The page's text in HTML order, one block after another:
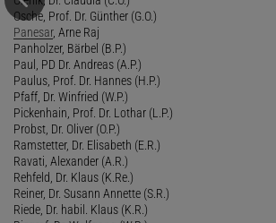
Osche, Prof. Dr. Günther (G.O.)
Panesar, Arne Raj
Panholzer, Bärbel (B.P.)
Paul, PD Dr. Andreas (A.P.)
Paulus, Prof. Dr. Hannes (H.P.)
Pfaff, Dr. Winfried (W.P.)
Pickenhain, Prof. Dr. Lothar (L.P.)
Probst, Dr. Oliver (O.P.)
Ramstetter, Dr. Elisabeth (E.R.)
Ravati, Alexander (A.R.)
Rehfeld, Dr. Klaus (K.Re.)
Reiner, Dr. Susann Annette (S.R.)
Riede, Dr. habil. Klaus (K.R.)